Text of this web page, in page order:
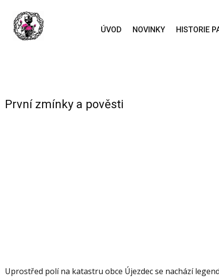
ÚVOD NOVINKY HISTORIE
První zmínky a pověsti
Uprostřed polí na katastru obce Újezdec se nachází